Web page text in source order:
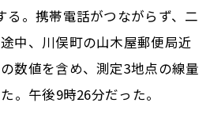
る。携帯電話がつながらず、二
中、川俣町の山木屋郵便局近
数値を含め、測定3地点の線量
。午後9時26分だった。